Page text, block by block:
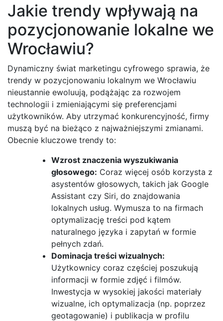
Jakie trendy wpływają na
pozycjonowanie lokalne we
Wrocławiu?
Dynamiczny świat marketingu cyfrowego sprawia, że
trendy w pozycjonowaniu lokalnym we Wrocławiu
nieustannie ewoluują, podążając za rozwojem
technologii i zmieniającymi się preferencjami
użytkowników. Aby utrzymać konkurencyjność, firmy
muszą być na bieżąco z najważniejszymi zmianami.
Obecnie kluczowe trendy to:
Wzrost znaczenia wyszukiwania
głosowego: Coraz więcej osób korzysta z
asystentów głosowych, takich jak Google
Assistant czy Siri, do znajdowania
lokalnych usług. Wymusza to na firmach
optymalizację treści pod kątem
naturalnego języka i zapytań w formie
pełnych zdań.
Dominacja treści wizualnych:
Użytkownicy coraz częściej poszukują
informacji w formie zdjęć i filmów.
Inwestycja w wysokiej jakości materiały
wizualne, ich optymalizacja (np. poprzez
geotagowanie) i publikacja w profilu